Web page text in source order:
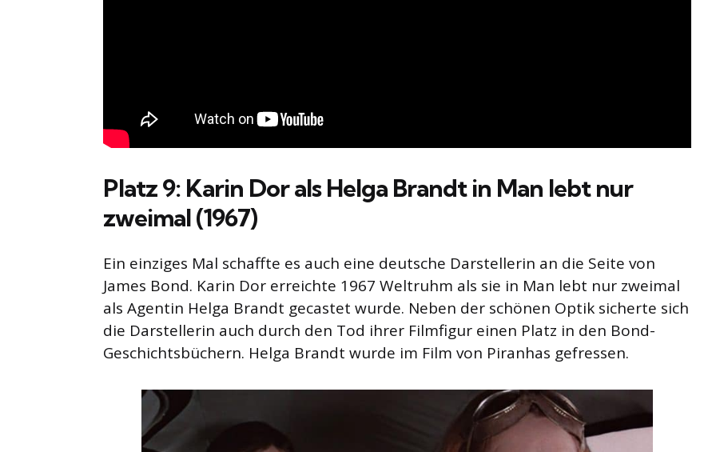
Platz 9: Karin Dor als Helga Brandt in Man lebt nur
zweimal (1967)
Ein einziges Mal schaffte es auch eine deutsche Darstellerin an die Seite von
James Bond. Karin Dor erreichte 1967 Weltruhm als sie in Man lebt nur zweimal
als Agentin Helga Brandt gecastet wurde. Neben der schönen Optik sicherte sich
die Darstellerin auch durch den Tod ihrer Filmfigur einen Platz in den Bond-
Geschichtsbüchern. Helga Brandt wurde im Film von Piranhas gefressen.